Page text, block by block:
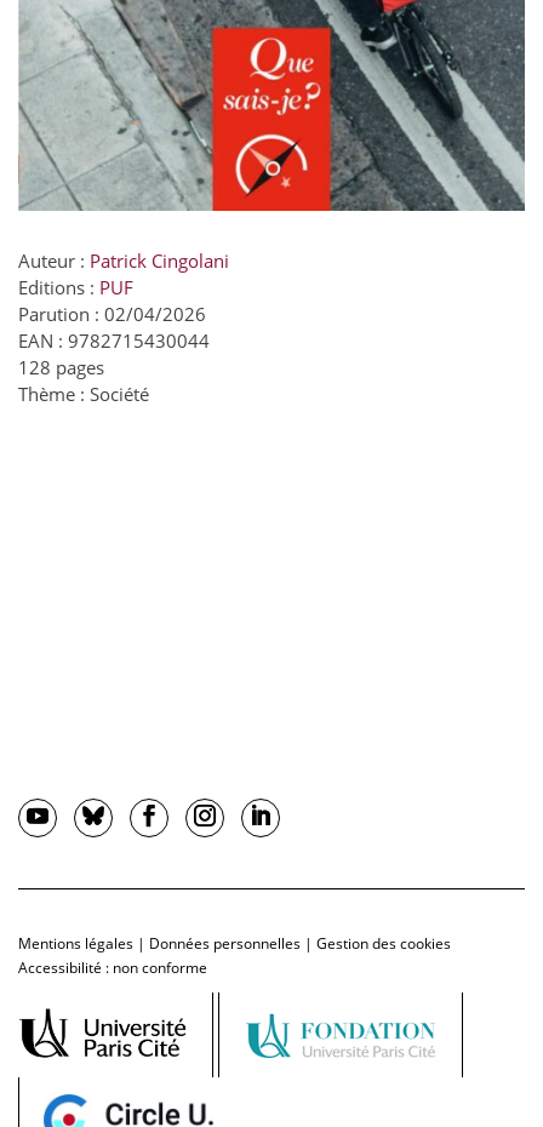
Auteur : Patrick Cingolani
Editions : PUF
Parution : 02/04/2026
EAN : 9782715430044
128 pages
Thème : Société
Mentions légales | Données personnelles | Gestion des cookies
Accessibilité : non conforme